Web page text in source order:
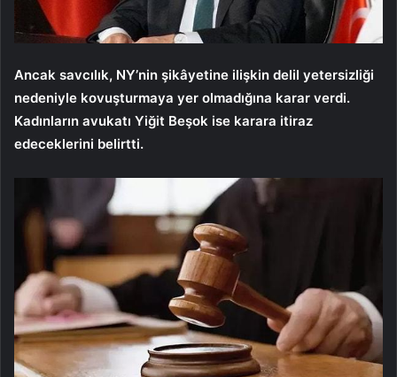
Ancak savcılık, NY’nin şikâyetine ilişkin delil yetersizliği
nedeniyle kovuşturmaya yer olmadığına karar verdi.
Kadınların avukatı Yiğit Beşok ise karara itiraz
edeceklerini belirtti.